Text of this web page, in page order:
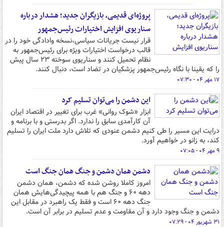
پروژه‌ای قدیمی، بازیگران جدید؛ هشدار درباره
سناریوی افزایش اختیارات رئیس‌جمهور
قرار نیست جریانات سیاسی،نسخه وادادگی خود را در
قالب درخواست اختیارات ویژه برای رئیس‌جمهور به
نظام تحمیل کنند و سناریوی سوخته ۲۳ سال پیش
را که یقینا با نگاه رئیس‌جمهور پزشکیان در تضاد است، دنبال کنند.
۱۷ مهر ۰۴ - ۰۷:۳۰
این دشمن را می‌توان تسلیم کرد
ابزار «شوک روانی» غرب برای تغییر در اقتصاد ایران
آن کارآمدی سابق را ندارد. اگر بدرستی و با برنامه و
درایت این مسیر را طی کنیم دشمن عنودی که تلاش دارد ملت ایران را تسلیم
کند، به زانو در خواهیم آورد.
۹ مهر ۰۴ - ۰۷:۰۵
دشمن همان دشمن و جنگ همان جنگ است
امروز کاملا روشن شده که دشمن‌، همان دشمن
دهه ۶۰ و جنگ هم با همه پیچیدگی‌هایش همان
جنگ دهه ۶۰ است و فقط یک راهبرد در مقابل این
دشمن و جنگ وجود دارد و آن مقاومت و عدم تسلیم در برابر آن است.
۳۱ شهریور ۰۴ - ۰۷:۲۹